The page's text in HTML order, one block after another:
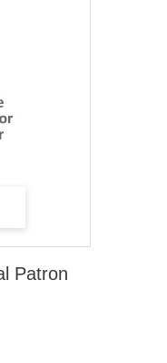
Patron